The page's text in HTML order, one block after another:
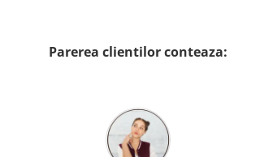
Parerea clientilor conteaza: